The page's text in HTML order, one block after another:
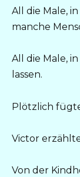
All die Male,
manche
All die Male,
lassen.
Plötzlich
Victor
Von der